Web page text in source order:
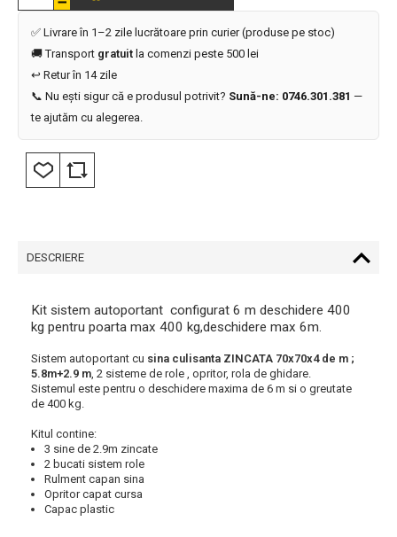
✅ Livrare în 1–2 zile lucrătoare prin curier (produse pe stoc)
🚚 Transport gratuit la comenzi peste 500 lei
↩️ Retur în 14 zile
📞 Nu ești sigur că e produsul potrivit? Sună-ne: 0746.301.381 —
te ajutăm cu alegerea.
DESCRIERE
Kit sistem autoportant configurat 6 m deschidere 400
kg pentru poarta max 400 kg,deschidere max 6m.
Sistem autoportant cu sina culisanta ZINCATA 70x70x4 de m ;
5.8m+2.9 m, 2 sisteme de role , opritor, rola de ghidare.
Sistemul este pentru o deschidere maxima de 6 m si o greutate
de 400 kg.
Kitul contine:
3 sine de 2.9m zincate
2 bucati sistem role
Rulment capan sina
Opritor capat cursa
Capac plastic